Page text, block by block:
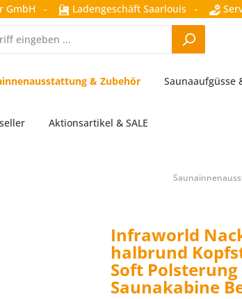
GmbH - Ladengeschäft Saarlouis -
& Zubehör Saunaaufgüsse
Aktionsartikel & SALE
Infraworld
halbrund
Soft
Saunakabine